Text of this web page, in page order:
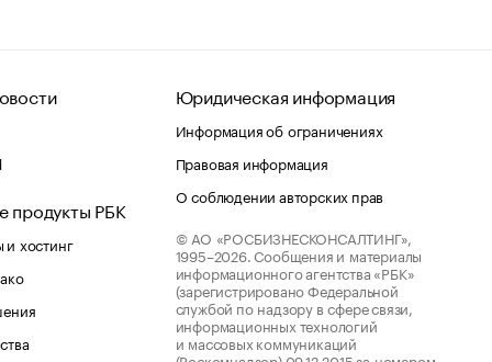
продукты РБК
хостинг
Юридическая информация
Информация об ограничениях
Правовая информация
О соблюдении авторских прав
© АО «РОСБИЗНЕСКОНСАЛТИНГ»,
1995–2026. Сообщения и материалы
информационного агентства «РБК»
(зарегистрировано Федеральной
службой по надзору в сфере связи,
информационных технологий
и массовых коммуникаций